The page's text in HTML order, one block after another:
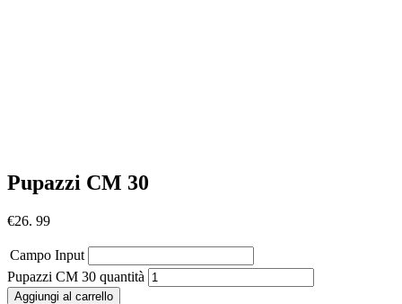
Pupazzi CM 30
€26. 99
Campo Input
Pupazzi CM 30 quantità
Aggiungi al carrello